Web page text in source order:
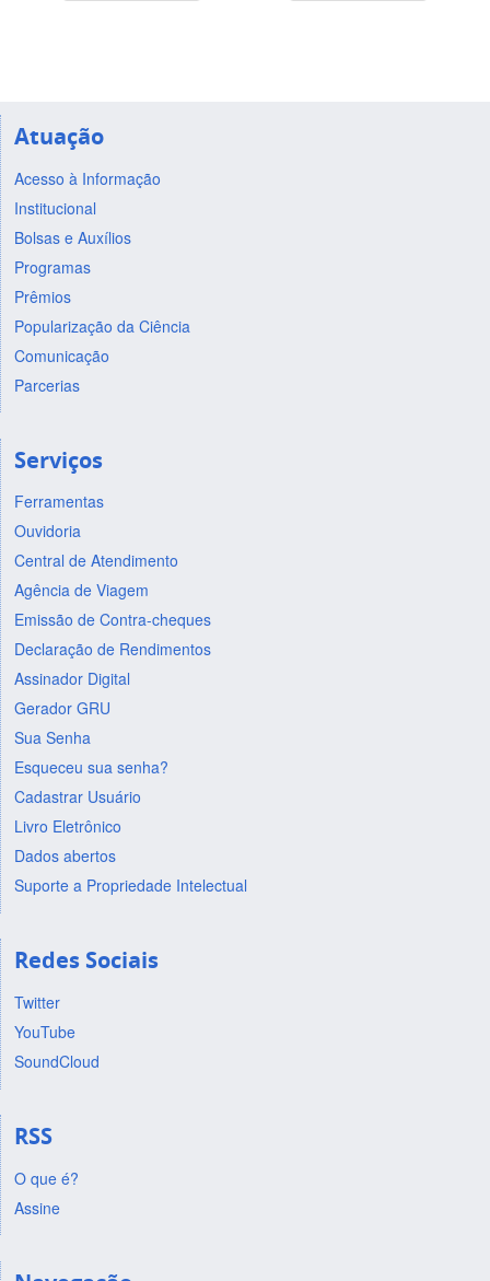
Atuação
Acesso à Informação
Institucional
Bolsas e Auxílios
Programas
Prêmios
Popularização da Ciência
Comunicação
Parcerias
Serviços
Ferramentas
Ouvidoria
Central de Atendimento
Agência de Viagem
Emissão de Contra-cheques
Declaração de Rendimentos
Assinador Digital
Gerador GRU
Sua Senha
Esqueceu sua senha?
Cadastrar Usuário
Livro Eletrônico
Dados abertos
Suporte a Propriedade Intelectual
Redes Sociais
Twitter
YouTube
SoundCloud
RSS
O que é?
Assine